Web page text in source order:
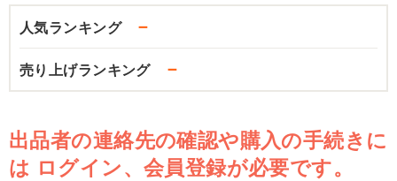
人気ランキング －
売り上げランキング －
出品者の連絡先の確認や購入の手続きに
は ログイン、会員登録が必要です。